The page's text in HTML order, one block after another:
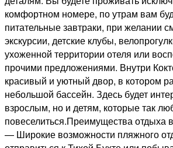
комфортном номере, по утрам вам
питательные завтраки, при желании
экскурсии, детские клубы,
ухоженной территории отеля или
прочими предложениями. Внутри
красивый и уютный двор, в котором
небольшой бассейн. Здесь будет
взрослым, но и детям, которые так
повеселиться.Преимущества отдыха
— Широкие возможности пляжного